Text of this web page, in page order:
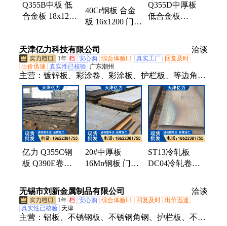
方矩管、Q235热镀锌方管、Q355B镀锌角钢、Q355D
无缝钢管、Q345C合金管、GB6479无缝钢管、20G无
Q355B中板 低
合金板 18x1200
40Cr钢板 合金
板 16x1200 门窗
全交期短
Q355D中厚板
低合金板
天津亿力科技有限公司 洽谈
1年 档 安心购 综合体验L1 真实工厂
回复及时
出价迅速
真实性已核验 广东潮州
主营： 镀锌板、彩涂卷、彩涂板、护栏板、等边角
钢、Q355B槽钢、Q355CH型钢、工字钢、锌铝镁光
伏支架、不等边角钢、热轧角钢、紫铜排、紫铜管、
Q235B镀锌槽钢、镀锌花纹板、Q235B镀锌方管、镀
锌方矩管、空调铜管、太阳能光伏支架、镀铝锌彩涂
卷、光亮镀锡铜排、锌铝镁檩条、镀锌角钢、T型
钢、42CrMo圆钢、镀铝锌板
亿力 Q355C钢
板 Q390E卷板
可加工性强 规
格材质全
20#中厚板
16Mn钢板 门窗
稳定性强 厂家
加工
ST13冷轧板
DC04冷轧卷板
安装便捷 常年
供应
无锡市刘新金属制品有限公司 洽谈
1年 档 安心购 综合体验L1 回复及时 出价迅速
真实性已核验 天津
主营： 铝板、不锈钢板、不锈钢角钢、护栏板、不锈